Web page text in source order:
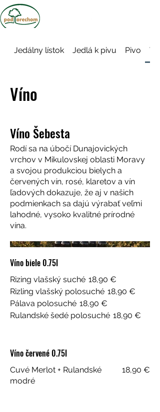
Jedálny lístok Jedlá k pivu Pivo
Víno
Víno Šebesta
Rodí sa na úbočí Dunajovických
vrchov v Mikulovskej oblasti Moravy
a svojou produkciou bielych a
červených vín, rosé, klaretov a vín
ľadových dokazuje, že aj v našich
podmienkach sa dajú výrabať veľmi
lahodné, vysoko kvalitné prírodné
vína.
Víno biele 0.75l
Rizing vlašský suché 18,90 €
Rizling vlašský polosuché 18,90 €
Pálava polosuché 18,90 €
Rulandské šedé polosuché 18,90 €
Víno červené 0.75l
Cuvé Merlot + Rulandské
modré
18,90 €